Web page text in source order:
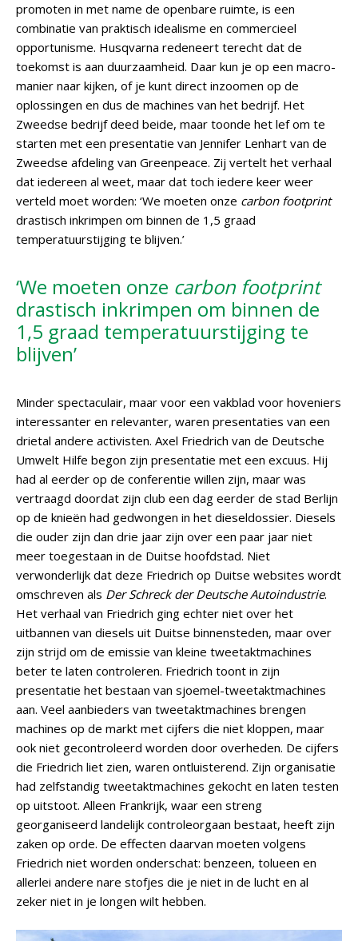
promoten in met name de openbare ruimte, is een
combinatie van praktisch idealisme en commercieel
opportunisme. Husqvarna redeneert terecht dat de
toekomst is aan duurzaamheid. Daar kun je op een macro-
manier naar kijken, of je kunt direct inzoomen op de
oplossingen en dus de machines van het bedrijf. Het
Zweedse bedrijf deed beide, maar toonde het lef om te
starten met een presentatie van Jennifer Lenhart van de
Zweedse afdeling van Greenpeace. Zij vertelt het verhaal
dat iedereen al weet, maar dat toch iedere keer weer
verteld moet worden: ‘We moeten onze carbon footprint
drastisch inkrimpen om binnen de 1,5 graad
temperatuurstijging te blijven.’
‘We moeten onze carbon footprint
drastisch inkrimpen om binnen de
1,5 graad temperatuurstijging te
blijven’
Minder spectaculair, maar voor een vakblad voor hoveniers
interessanter en relevanter, waren presentaties van een
drietal andere activisten. Axel Friedrich van de Deutsche
Umwelt Hilfe begon zijn presentatie met een excuus. Hij
had al eerder op de conferentie willen zijn, maar was
vertraagd doordat zijn club een dag eerder de stad Berlijn
op de knieën had gedwongen in het dieseldossier. Diesels
die ouder zijn dan drie jaar zijn over een paar jaar niet
meer toegestaan in de Duitse hoofdstad. Niet
verwonderlijk dat deze Friedrich op Duitse websites wordt
omschreven als Der Schreck der Deutsche Autoindustrie.
Het verhaal van Friedrich ging echter niet over het
uitbannen van diesels uit Duitse binnensteden, maar over
zijn strijd om de emissie van kleine tweetaktmachines
beter te laten controleren. Friedrich toont in zijn
presentatie het bestaan van sjoemel-tweetaktmachines
aan. Veel aanbieders van tweetaktmachines brengen
machines op de markt met cijfers die niet kloppen, maar
ook niet gecontroleerd worden door overheden. De cijfers
die Friedrich liet zien, waren ontluisterend. Zijn organisatie
had zelfstandig tweetaktmachines gekocht en laten testen
op uitstoot. Alleen Frankrijk, waar een streng
georganiseerd landelijk controleorgaan bestaat, heeft zijn
zaken op orde. De effecten daarvan moeten volgens
Friedrich niet worden onderschat: benzeen, tolueen en
allerlei andere nare stofjes die je niet in de lucht en al
zeker niet in je longen wilt hebben.